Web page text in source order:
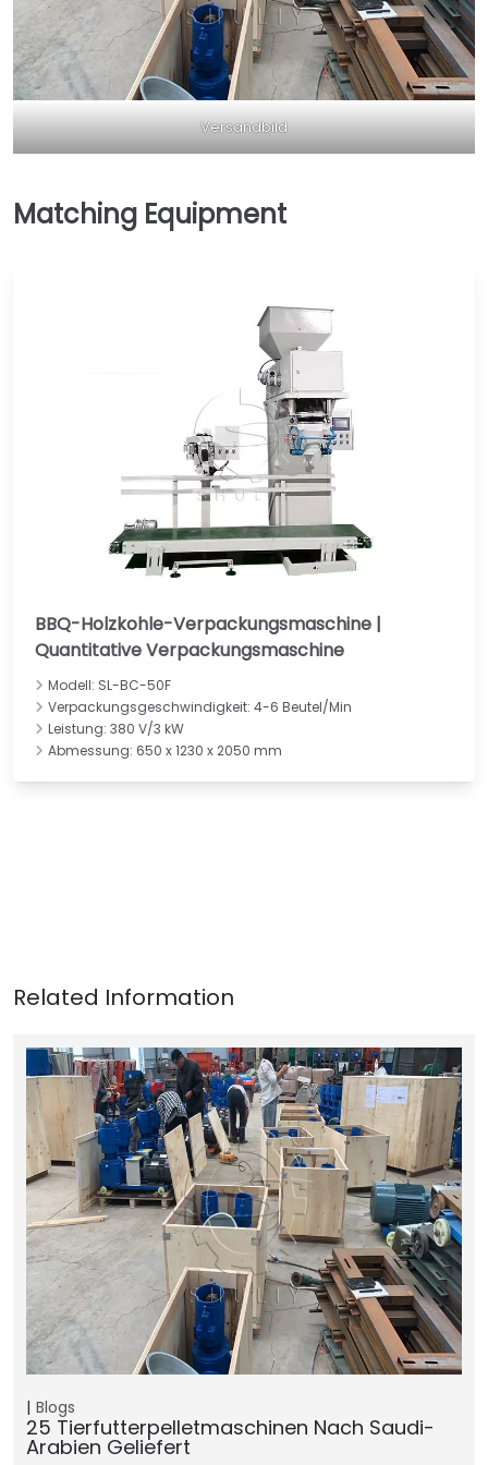
Versandbild
BBQ-Holzkohle-Verpackungsmaschine |
Quantitative Verpackungsmaschine
Modell: SL-BC-50F
Verpackungsgeschwindigkeit: 4-6 Beutel/Min
Leistung: 380 V/3 kW
Abmessung: 650 x 1230 x 2050 mm
Blogs
25 Tierfutterpelletmaschinen Nach Saudi-
Arabien Geliefert